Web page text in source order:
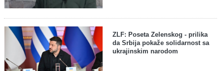
ZLF: Poseta Zelenskog - prilika
da Srbija pokaže solidarnost sa
ukrajinskim narodom